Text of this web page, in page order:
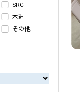
SRC
木造
その他